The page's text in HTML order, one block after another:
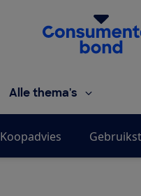
Homepage van de
Alle thema's
Koopadvies